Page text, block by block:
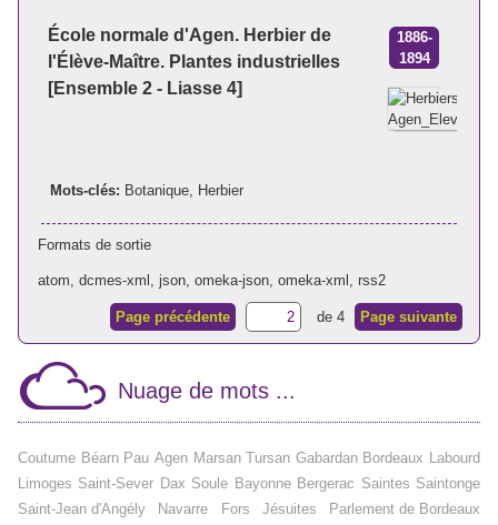
École normale d'Agen. Herbier de
l'Élève-Maître. Plantes industrielles
[Ensemble 2 - Liasse 4]
1886-
1894
Mots-clés: Botanique, Herbier
Formats de sortie
atom, dcmes-xml , json, omeka-json, omeka-xml , rss2
Page précédente de 4 Page suivante
Nuage de mots ...
Coutume Béarn Pau Agen Marsan Tursan Gabardan Bordeaux Labourd
Limoges Saint-Sever Dax Soule Bayonne Bergerac Saintes Saintonge
Saint-Jean d'Angély
Navarre Fors Jésuites
Parlement de Bordeaux